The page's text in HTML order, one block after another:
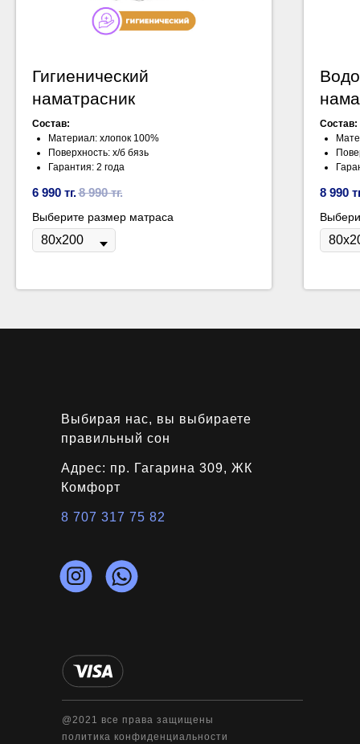
Гигиенический
наматрасник
Состав:
Материал: хлопок 100%
Поверхность: х/б бязь
Гарантия: 2 года
6 990 тг.8 990 тг.
Выберите размер матраса
Состав:
8 990
Выбирая нас, вы выбираете
правильный сон
@2021 все права защищены
политика конфиденциальности
Адрес: пр. Гагарина 309, ЖК
Комфорт
8 707 317 75 82